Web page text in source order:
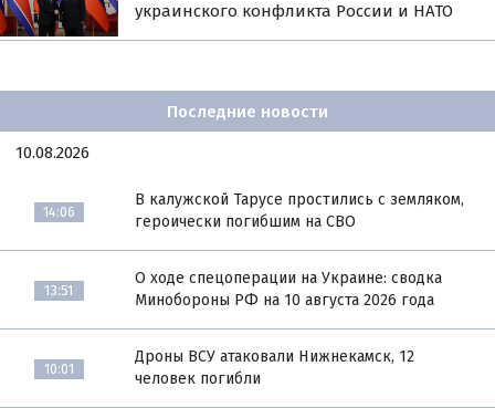
украинского конфликта России и НАТО
Последние новости
10.08.2026
14:06
В калужской Тарусе простились с земляком,
героически погибшим на СВО
13:51
О ходе спецоперации на Украине: сводка
Минобороны РФ на 10 августа 2026 года
10:01
Дроны ВСУ атаковали Нижнекамск, 12
человек погибли